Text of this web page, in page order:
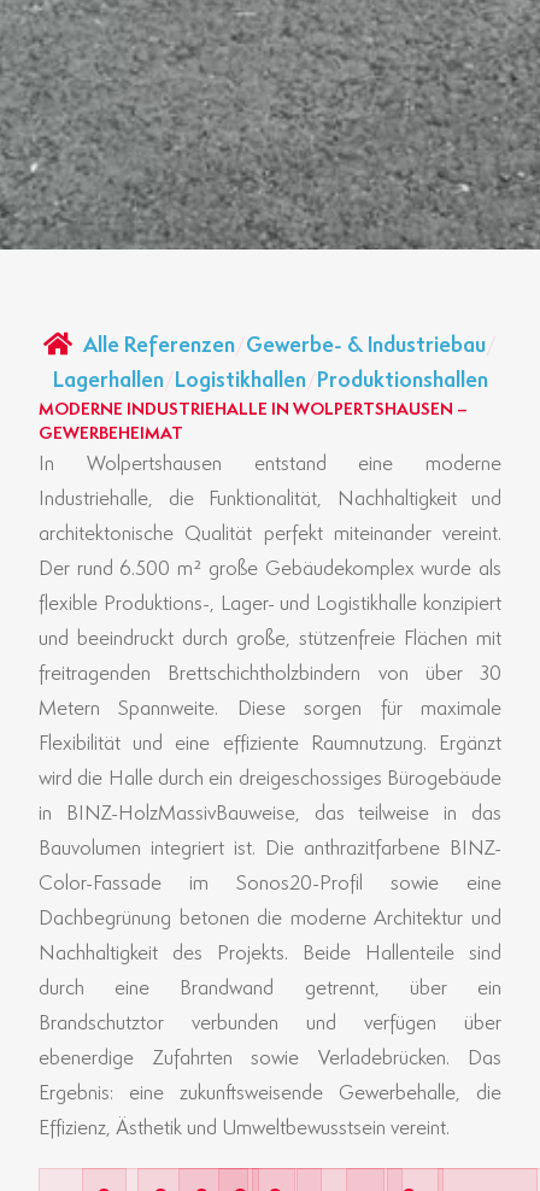
Alle Referenzen/Gewerbe- & Industriebau/
Lagerhallen/Logistikhallen/Produktionshallen
MODERNE INDUSTRIEHALLE IN WOLPERTSHAUSEN –
GEWERBEHEIMAT
In Wolpertshausen entstand eine moderne
Industriehalle, die Funktionalität, Nachhaltigkeit und
architektonische Qualität perfekt miteinander vereint.
Der rund 6.500 m² große Gebäudekomplex wurde als
flexible Produktions-, Lager- und Logistikhalle konzipiert
und beeindruckt durch große, stützenfreie Flächen mit
freitragenden Brettschichtholzbindern von über 30
Metern Spannweite. Diese sorgen für maximale
Flexibilität und eine effiziente Raumnutzung. Ergänzt
wird die Halle durch ein dreigeschossiges Bürogebäude
in BINZ-HolzMassivBauweise, das teilweise in das
Bauvolumen integriert ist. Die anthrazitfarbene BINZ-
Color-Fassade im Sonos20-Profil sowie eine
Dachbegrünung betonen die moderne Architektur und
Nachhaltigkeit des Projekts. Beide Hallenteile sind
durch eine Brandwand getrennt, über ein
Brandschutztor verbunden und verfügen über
ebenerdige Zufahrten sowie Verladebrücken. Das
Ergebnis: eine zukunftsweisende Gewerbehalle, die
Effizienz, Ästhetik und Umweltbewusstsein vereint.